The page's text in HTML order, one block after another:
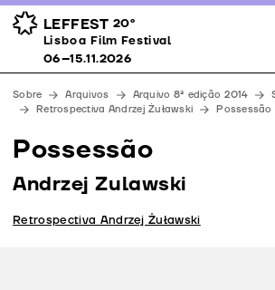
LEFFEST 20º
Lisboa Film Festival 06–15.11.2026
Prémios
Espaços
Apoios
Equipa
Downloads
Contactos
Lisboa Film Festival
06–15.11.2026
Sobre Arquivos Arquivo 8ª edição 2014
Retrospectiva Andrzej Żuławski
Possessão
Possessão
Andrzej Zulawski
Retrospectiva Andrzej Żuławski